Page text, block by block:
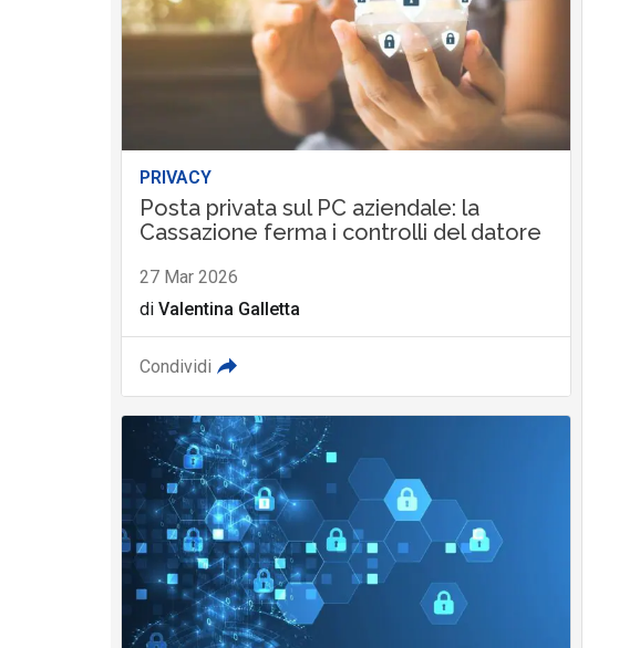
PRIVACY
Posta privata sul PC aziendale: la
Cassazione ferma i controlli del datore
27 Mar 2026
di Valentina Galletta
Condividi